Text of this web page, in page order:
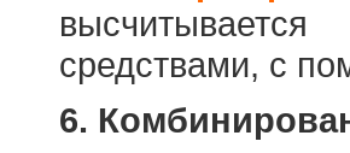
средствами, с
6.